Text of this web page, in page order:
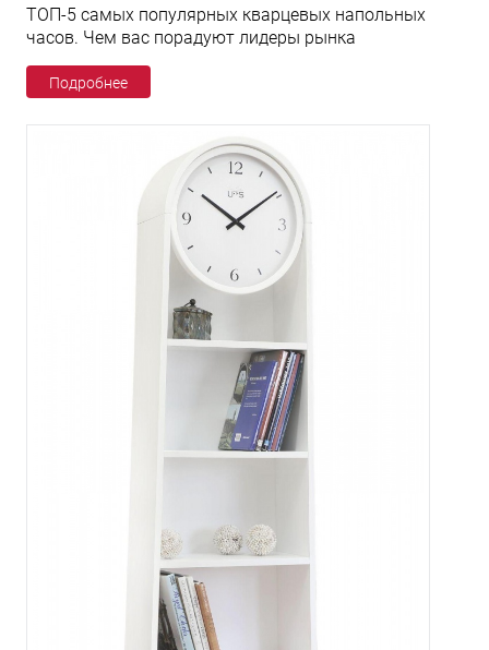
ТОП-5 самых популярных кварцевых напольных
часов. Чем вас порадуют лидеры рынка
Подробнее